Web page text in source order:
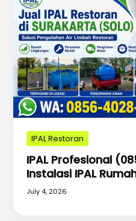
IPAL Restoran
IPAL Profesional
Instalasi IPAL
July 4, 2026